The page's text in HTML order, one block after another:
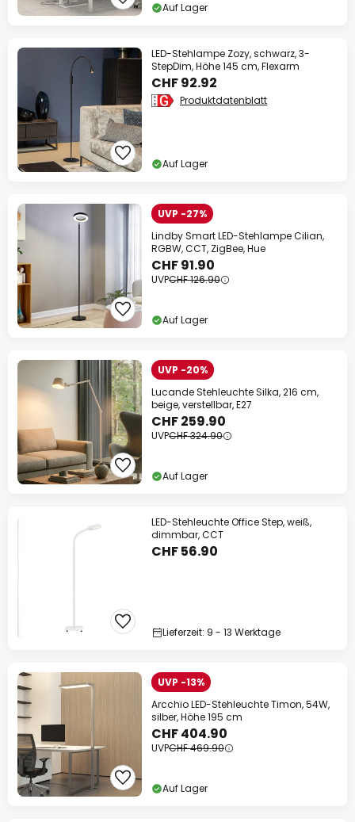
Auf Lager
LED-Stehlampe Zozy, schwarz, 3-
StepDim, Höhe 145 cm, Flexarm
CHF 92.92
Produktdatenblatt
Auf Lager
UVP -27%
Lindby Smart LED-Stehlampe Cilian,
RGBW, CCT, ZigBee, Hue
CHF 91.90
UVPCHF 126.90
Auf Lager
UVP -20%
Lucande Stehleuchte Silka, 216 cm,
beige, verstellbar, E27
CHF 259.90
UVPCHF 324.90
Auf Lager
LED-Stehleuchte Office Step, weiß,
dimmbar, CCT
CHF 56.90
Lieferzeit: 9 - 13 Werktage
UVP -13%
Arcchio LED-Stehleuchte Timon, 54W,
silber, Höhe 195 cm
CHF 404.90
UVPCHF 469.90
Auf Lager